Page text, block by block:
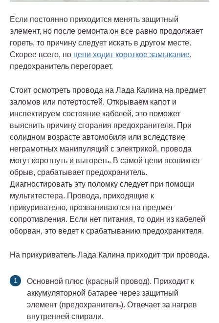
Если постоянно приходится менять защитный
элемент, но после ремонта он все равно продолжает
гореть, то причину следует искать в другом месте.
Скорее всего, по цепи ходит короткое замыкание,
предохранитель перегорает.
Стоит осмотреть провода на Лада Калина на предмет
заломов или потертостей. Открываем капот и
инспектируем состояние кабелей, это поможет
выяснить причину сгорания предохранителя. При
солидном возрасте автомобиля или вследствие
неграмотных манипуляций с электрикой, провода
могут коротнуть и выгореть. В самой цепи возникнет
обрыв, срабатывает предохранитель.
Диагностировать эту поломку следует при помощи
мультитестера. Провода, приходящие к
прикуривателю, прозваниваются на предмет
сопротивления. Если нет питания, то один из кабелей
оборван, это ведет к срабатыванию предохранителя.
На прикуриватель Лада Калина приходит три провода.
Основной плюс (красный провод). Приходит к
аккумуляторной батарее через защитный
элемент (предохранитель). Отвечает за нагрев
внутренней спирали.